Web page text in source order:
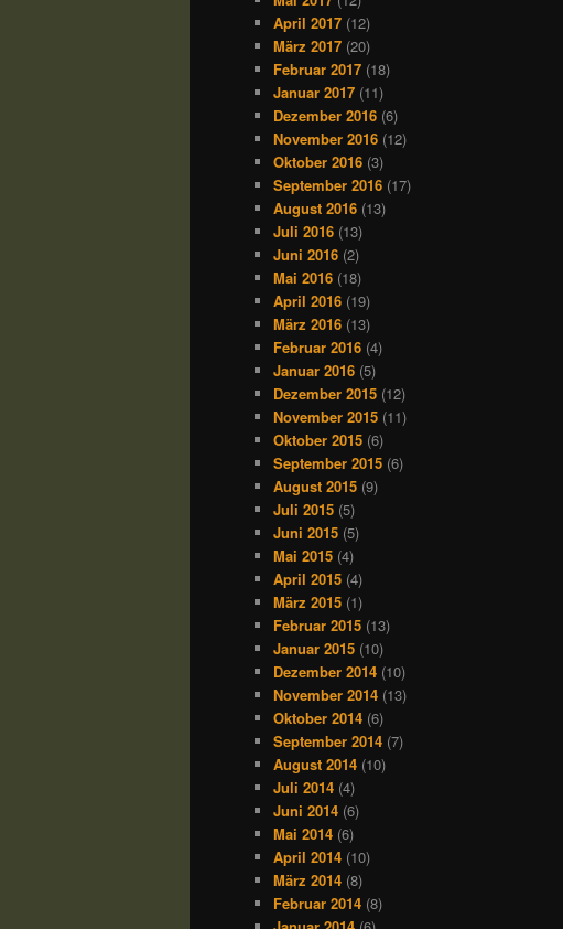
April 2017 (12)
März 2017 (20)
Februar 2017 (18)
Januar 2017 (11)
Dezember 2016 (6)
November 2016 (12)
Oktober 2016 (3)
September 2016 (17)
August 2016 (13)
Juli 2016 (13)
Juni 2016 (2)
Mai 2016 (18)
April 2016 (19)
März 2016 (13)
Februar 2016 (4)
Januar 2016 (5)
Dezember 2015 (12)
November 2015 (11)
Oktober 2015 (6)
September 2015 (6)
August 2015 (9)
Juli 2015 (5)
Juni 2015 (5)
Mai 2015 (4)
April 2015 (4)
März 2015 (1)
Februar 2015 (13)
Januar 2015 (10)
Dezember 2014 (10)
November 2014 (13)
Oktober 2014 (6)
September 2014 (7)
August 2014 (10)
Juli 2014 (4)
Juni 2014 (6)
Mai 2014 (6)
April 2014 (10)
März 2014 (8)
Februar 2014 (8)